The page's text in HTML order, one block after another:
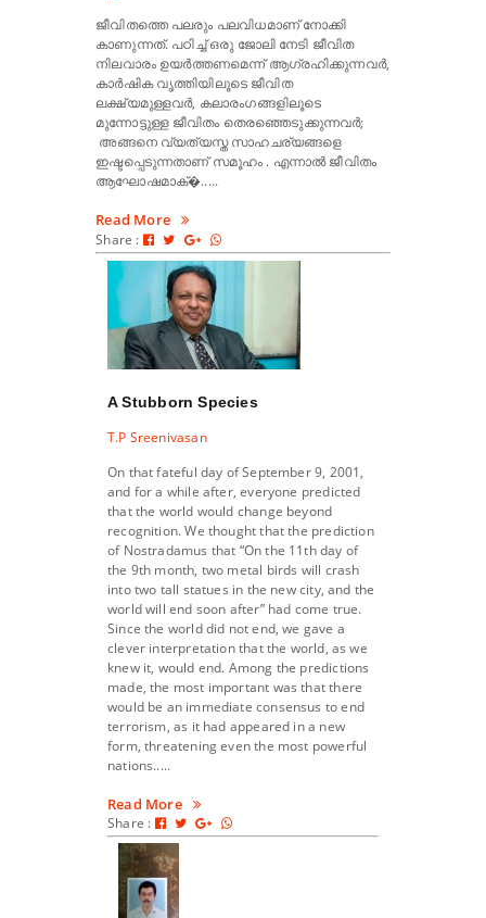
ജീവിതത്തെ പലരും പലവിധമാണ് നോക്കി
കാണുന്നത്. പഠിച്ച് ഒരു ജോലി നേടി ജീവിത
നിലവാരം ഉയർത്തണമെന്ന് ആഗ്രഹിക്കുന്നവർ,
കാർഷിക വൃത്തിയിലൂടെ ജീവിത
ലക്ഷ്യമുള്ളവർ, കലാരംഗങ്ങളിലൂടെ
മുന്നോട്ടുള്ള ജീവിതം തെരഞ്ഞെടുക്കുന്നവർ;
അങ്ങനെ വ്യത്യസ്ത സാഹചര്യങ്ങളെ
ഇഷ്ടപ്പെടുന്നതാണ് സമൂഹം . എന്നാൽ ജീവിതം
ആഘോഷമാക്�.....
Read More
Share :
A Stubborn Species
T.P Sreenivasan
On that fateful day of September 9, 2001,
and for a while after, everyone predicted
that the world would change beyond
recognition. We thought that the prediction
of Nostradamus that “On the 11th day of
the 9th month, two metal birds will crash
into two tall statues in the new city, and the
world will end soon after” had come true.
Since the world did not end, we gave a
clever interpretation that the world, as we
knew it, would end. Among the predictions
made, the most important was that there
would be an immediate consensus to end
terrorism, as it had appeared in a new
form, threatening even the most powerful
nations.....
Read More
Share :